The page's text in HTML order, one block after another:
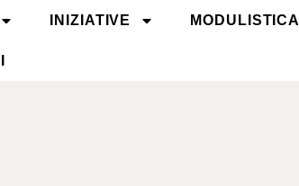
INIZIATIVE MODULISTICA